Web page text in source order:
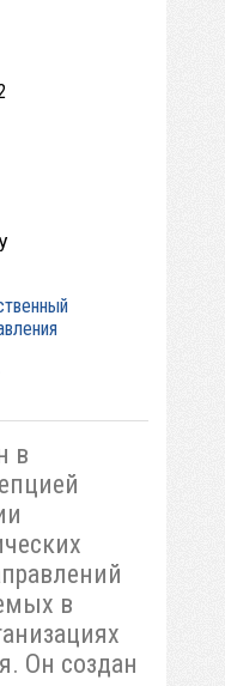
в
в
Он создан